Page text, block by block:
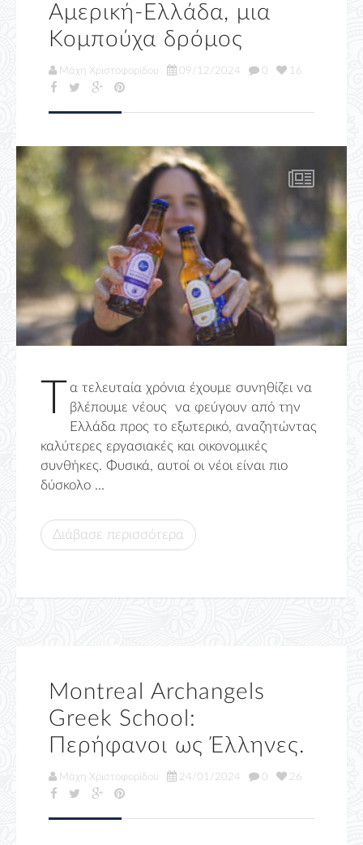
Αμερική-Ελλάδα, μια
Κομπούχα δρόμος
Μάχη Χριστοφορίδου 09/12/2024 0 16
α τελευταία χρόνια έχουμε συνηθίζει να
βλέπουμε νέους να φεύγουν από την
Ελλάδα προς το εξωτερικό, αναζητώντας
καλύτερες εργασιακές και οικονομικές
συνθήκες. Φυσικά, αυτοί οι νέοι είναι πιo
δύσκολο ...
Διάβασε περισσότερα
Montreal Archangels
Greek School:
Περήφανοι ως Έλληνες.
Μάχη Χριστοφορίδου 24/01/2024 0 26